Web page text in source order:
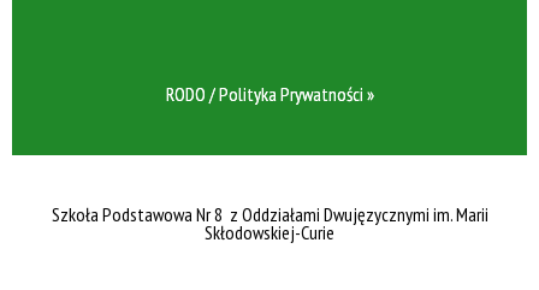
RODO / Polityka Prywatności »
Szkoła Podstawowa Nr 8 z Oddziałami Dwujęzycznymi im. Marii
Skłodowskiej-Curie